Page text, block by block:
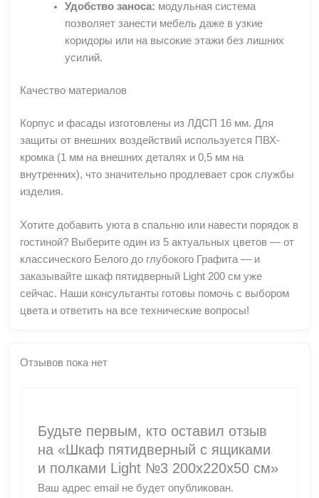
Удобство заноса: модульная система
позволяет занести мебель даже в узкие
коридоры или на высокие этажи без лишних
усилий.
Качество материалов
Корпус и фасады изготовлены из ЛДСП 16 мм. Для
защиты от внешних воздействий используется ПВХ-
кромка (1 мм на внешних деталях и 0,5 мм на
внутренних), что значительно продлевает срок службы
изделия.
Хотите добавить уюта в спальню или навести порядок в
гостиной? Выберите один из 5 актуальных цветов — от
классического Белого до глубокого Графита — и
заказывайте шкаф пятидверный Light 200 см уже
сейчас. Наши консультанты готовы помочь с выбором
цвета и ответить на все технические вопросы!
Отзывов пока нет
Будьте первым, кто оставил отзыв
на «Шкаф пятидверный с ящиками
и полками Light №3 200х220х50 см»
Ваш адрес email не будет опубликован.